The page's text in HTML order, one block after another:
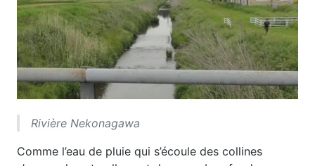
Rivière Nekonagawa
Comme l’eau de pluie qui s’écoule des collines